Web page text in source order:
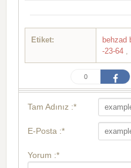
Etiket: behzad
-23-64
0
Tam Adınız :*
E-Posta :*
Yorum :*